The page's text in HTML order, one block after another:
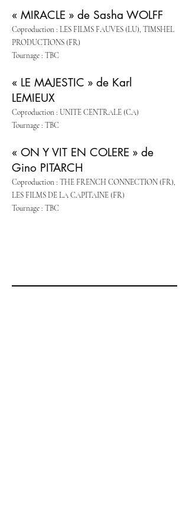
« MIRACLE » de Sasha WOLFF
Coproduction : LES FILMS FAUVES (LU), TIMSHEL
PRODUCTIONS (FR)
Tournage : TBC
« LE MAJESTIC » de Karl
LEMIEUX
Coproduction : UNITE CENTRALE (CA)
Tournage : TBC
« ON Y VIT EN COLERE » de
Gino PITARCH
Coproduction : THE FRENCH CONNECTION (FR),
LES FILMS DE LA CAPITAINE (FR)
Tournage : TBC